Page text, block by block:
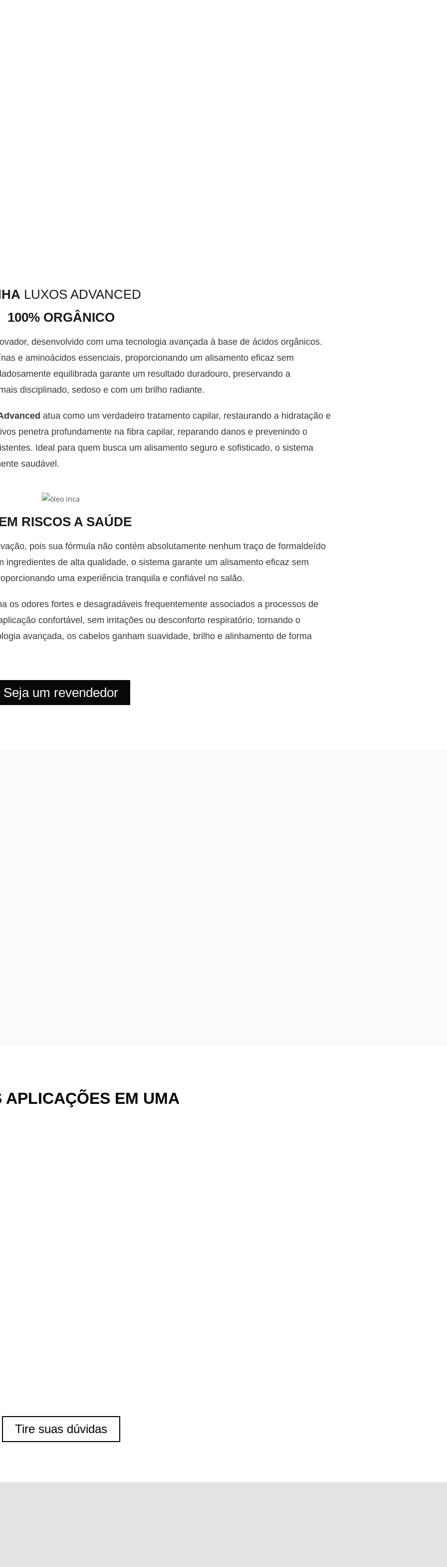
LUXOS ADVANCED
100% ORGÂNICO
desenvolvido com uma tecnologia avançada à base de ácidos orgânicos.
e aminoácidos essenciais, proporcionando um alisamento eficaz sem
equilibrada garante um resultado duradouro, preservando a
disciplinado, sedoso e com um brilho radiante.
atua como um verdadeiro tratamento capilar, restaurando a hidratação e
penetra profundamente na fibra capilar, reparando danos e prevenindo o
Ideal para quem busca um alisamento seguro e sofisticado, o sistema
saudável.
RISCOS A SAÚDE
pois sua fórmula não contém absolutamente nenhum traço de formaldeído
de alta qualidade, o sistema garante um alisamento eficaz sem
uma experiência tranquila e confiável no salão.
os odores fortes e desagradáveis frequentemente associados a processos de
confortável, sem irritações ou desconforto respiratório, tornando o
avançada, os cabelos ganham suavidade, brilho e alinhamento de forma
Seja um revendedor
APLICAÇÕES EM UMA
Tire suas dúvidas